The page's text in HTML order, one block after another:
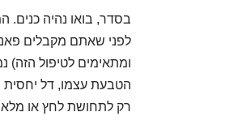
בסדר, בואו נהיה
לפני שאתם מקבלים
ומתאימים לטיפול הזה)
הטבעת עצמו, דל יחסית
רק לתחושת לחץ או